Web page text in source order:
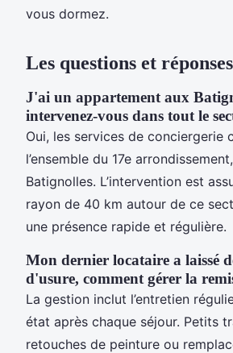
vous dormez.
Les questions et
J'ai un appartement aux
intervenez-vous dans tout le
Oui, les services de conciergerie
l’ensemble du 17e
Batignolles. L’intervention est
rayon de 40 km autour de ce
une présence rapide et régulière.
Mon dernier locataire a laissé
d'usure, comment gérer la
La gestion inclut l’entretien
état après chaque séjour. Petits
retouches de peinture ou